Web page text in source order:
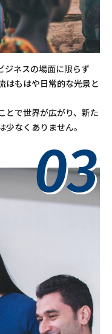
ジネスの場面に限らず
はもはや日常的な光景と
とで世界が広がり、新た
なくありません。
03